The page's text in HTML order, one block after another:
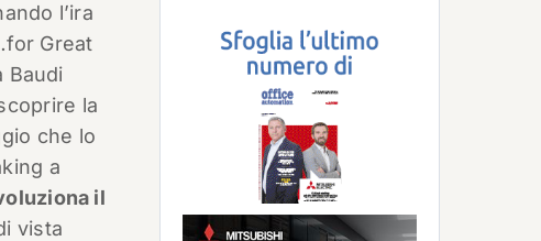
l’ira
Great
Baudi
la
che lo
a
il
vista